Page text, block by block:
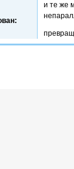
и те же